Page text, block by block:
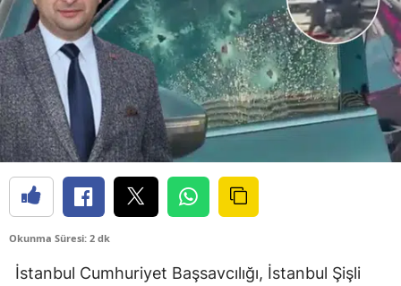
Okunma Süresi: 2 dk
İstanbul Cumhuriyet Başsavcılığı, İstanbul Şişli